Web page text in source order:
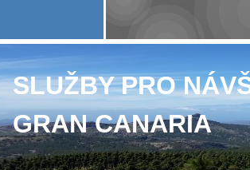
SLUŽBY PRO
GRAN CANARIA